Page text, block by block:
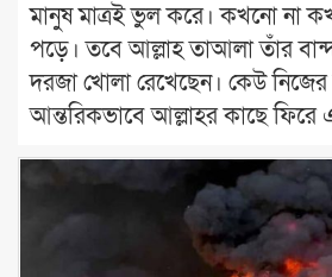
মানুষ মাত্রই ভুল করে। কখনো না
পড়ে। তবে আল্লাহ তাআলা তাঁর
দরজা খোলা রেখেছেন। কেউ
আন্তরিকভাবে আল্লাহর কাছে ফিরে